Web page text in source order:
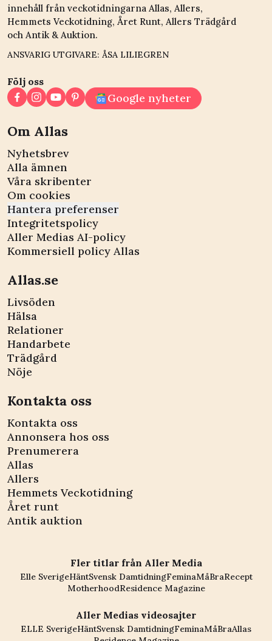
innehåll från veckotidningarna Allas, Allers,
Hemmets Veckotidning, Året Runt, Allers Trädgård
och Antik & Auktion.
ANSVARIG UTGIVARE: ÅSA LILIEGREN
Följ oss
Google nyheter
Om Allas
Nyhetsbrev
Alla ämnen
Våra skribenter
Om cookies
Hantera preferenser
Integritetspolicy
Aller Medias AI-policy
Kommersiell policy Allas
Allas.se
Livsöden
Hälsa
Relationer
Handarbete
Trädgård
Nöje
Kontakta oss
Kontakta oss
Annonsera hos oss
Prenumerera
Allas
Allers
Hemmets Veckotidning
Året runt
Antik auktion
Fler titlar från Aller Media
Elle SverigeHäntSvensk DamtidningFeminaMåBraRecept
MotherhoodResidence Magazine
Aller Medias videosajter
ELLE SverigeHäntSvensk DamtidningFeminaMåBraAllas